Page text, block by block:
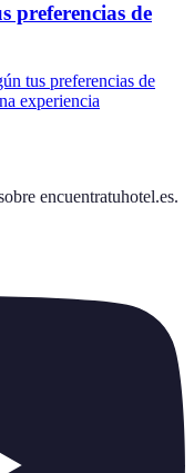
preferencias de
tus preferencias de
experiencia
encuentratuhotel.es.